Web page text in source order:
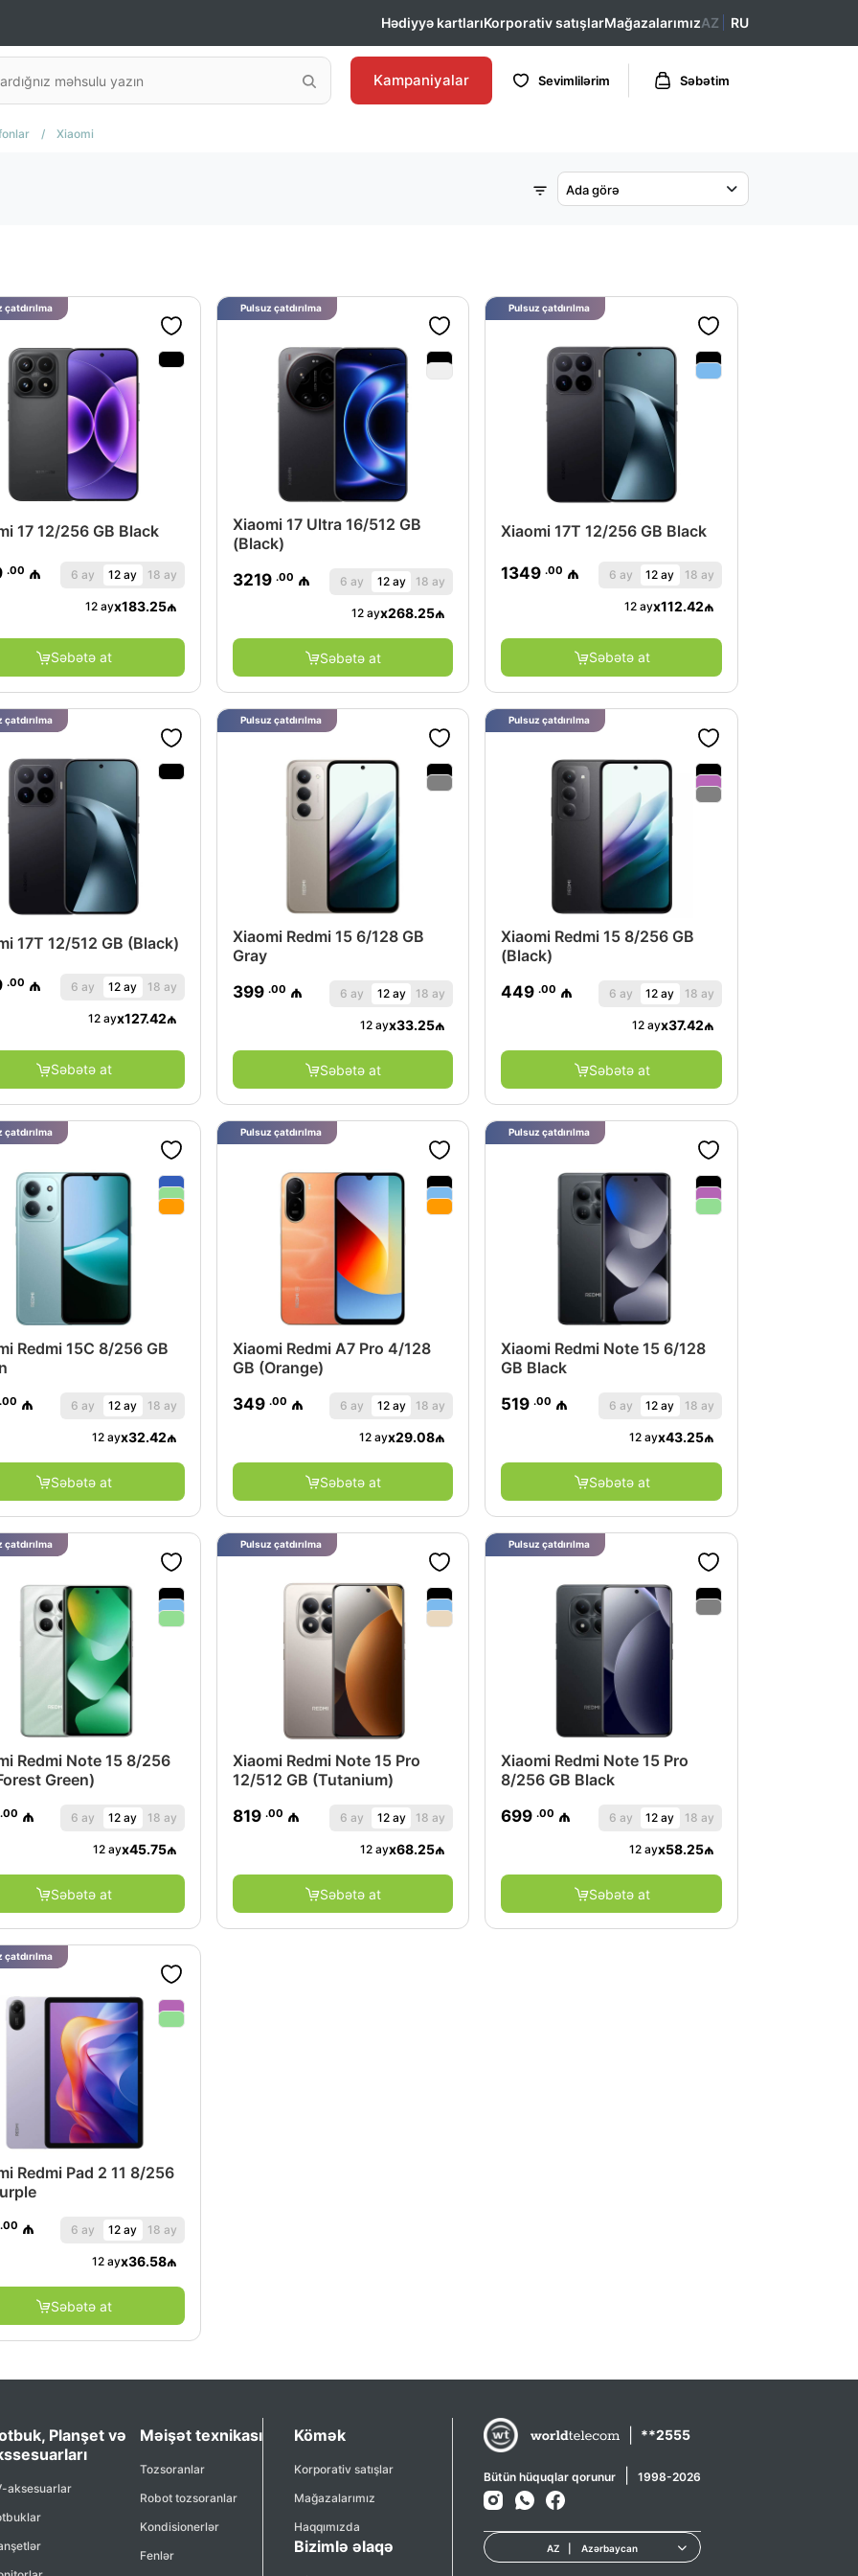
Hədiyyə kartlarıKorporativ satışlarMağazalarımızAZ RU
Kampaniyalar Sevimlilərim Səbətim
/ Xiaomi
Ada görə
17 12/256 GB Black
.00 ₼ 6 ay 12 ay 18 ay
12 ayx183.25₼
Səbətə at
çatdırılma
Xiaomi 17 Ultra 16/512 GB
(Black)
3219 .00 ₼ 6 ay 12 ay 18 ay
12 ayx268.25₼
Səbətə at
Pulsuz çatdırılma
Xiaomi 17T 12/256 GB Black
1349.00 ₼ 6 ay 12 ay 18 ay
12 ayx112.42₼
Səbətə at
Pulsuz çatdırılma
17T 12/512 GB (Black)
.00 ₼ 6 ay 12 ay 18 ay
12 ayx127.42₼
Səbətə at
çatdırılma
Xiaomi Redmi 15 6/128 GB
Gray
399 .00 ₼ 6 ay 12 ay 18 ay
12 ayx33.25₼
Səbətə at
Pulsuz çatdırılma
Xiaomi Redmi 15 8/256 GB
(Black)
449.00 ₼ 6 ay 12 ay 18 ay
12 ayx37.42₼
Səbətə at
Pulsuz çatdırılma
Redmi 15C 8/256 GB
.00 ₼ 6 ay 12 ay 18 ay
12 ayx32.42₼
Səbətə at
çatdırılma
Xiaomi Redmi A7 Pro 4/128
GB (Orange)
349 .00 ₼ 6 ay 12 ay 18 ay
12 ayx29.08₼
Səbətə at
Pulsuz çatdırılma
Xiaomi Redmi Note 15 6/128
GB Black
519.00 ₼ 6 ay 12 ay 18 ay
12 ayx43.25₼
Səbətə at
Pulsuz çatdırılma
Redmi Note 15 8/256
Green)
.00 ₼ 6 ay 12 ay 18 ay
12 ayx45.75₼
Səbətə at
çatdırılma
Xiaomi Redmi Note 15 Pro
12/512 GB (Tutanium)
819 .00 ₼ 6 ay 12 ay 18 ay
12 ayx68.25₼
Səbətə at
Pulsuz çatdırılma
Xiaomi Redmi Note 15 Pro
8/256 GB Black
699.00 ₼ 6 ay 12 ay 18 ay
12 ayx58.25₼
Səbətə at
Pulsuz çatdırılma
Redmi Pad 2 11 8/256
.00 ₼ 6 ay 12 ay 18 ay
12 ayx36.58₼
Səbətə at
çatdırılma
Planşet və
aksesuarlar
Məişət texnikası
Tozsoranlar
Robot tozsoranlar
Kondisionerlər
Fenlər
Kömək
Korporativ satışlar
Mağazalarımız
Haqqımızda
Bizimlə əlaqə
**2555
Bütün hüquqlar qorunur 1998-2026
AZ Azərbaycan